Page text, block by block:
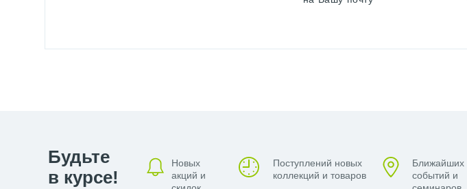
Будьте
в курсе!
Новых
акций и
Поступлений новых
коллекций и товаров
Ближайших
событий и